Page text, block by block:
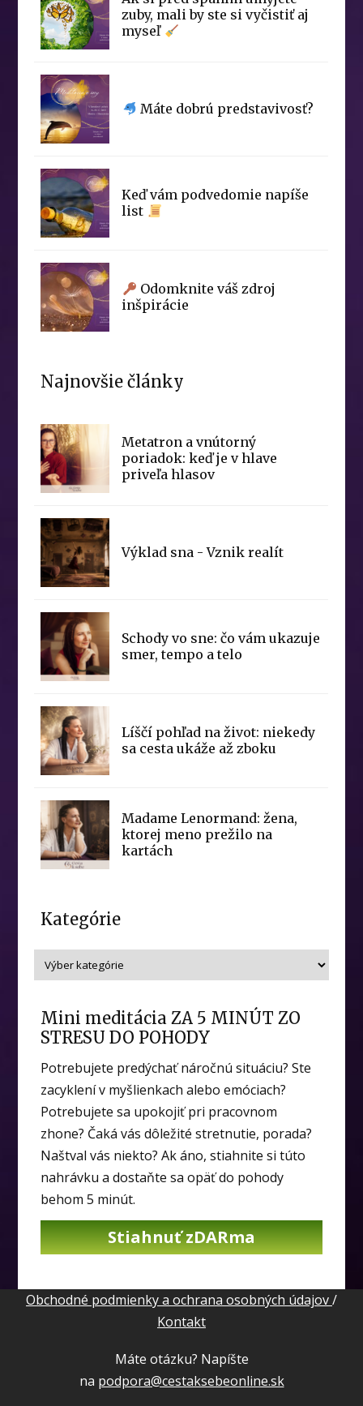
zuby, mali by ste si vyčistiť aj
myseľ
Máte dobrú predstavivosť?
Keď vám podvedomie napíše
list
Odomknite váš zdroj
inšpirácie
Najnovšie články
Metatron a vnútorný
poriadok: keď je v hlave
priveľa hlasov
Výklad sna - Vznik realít
Schody vo sne: čo vám ukazuje
smer, tempo a telo
Líščí pohľad na život: niekedy
sa cesta ukáže až zboku
Madame Lenormand: žena,
ktorej meno prežilo na
kartách
Kategórie
Mini meditácia ZA 5 MINÚT ZO
STRESU DO POHODY
Potrebujete predýchať náročnú situáciu? Ste
zacyklení v myšlienkach alebo emóciach?
Potrebujete sa upokojiť pri pracovnom
zhone? Čaká vás dôležité stretnutie, porada?
Naštval vás niekto? Ak áno, stiahnite si túto
nahrávku a dostaňte sa opäť do pohody
behom 5 minút.
Stiahnuť zDARma
Obchodné podmienky a ochrana osobných údajov/
Kontakt
Máte otázku? Napíšte
na podpora@cestaksebeonline.sk